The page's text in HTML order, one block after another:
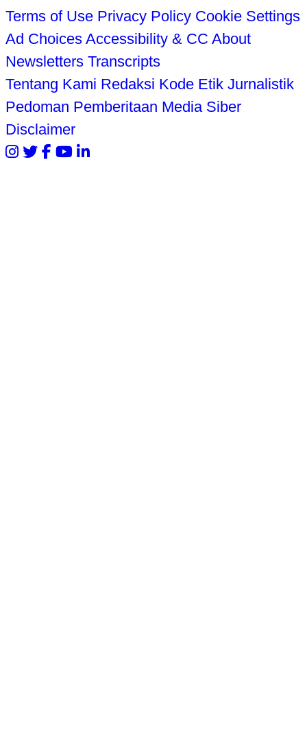
Terms of Use Privacy Policy Cookie Settings
Ad Choices Accessibility & CC About
Newsletters Transcripts
Tentang Kami Redaksi Kode Etik Jurnalistik
Pedoman Pemberitaan Media Siber
Disclaimer